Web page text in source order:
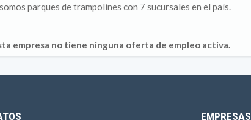
parques de trampolines con 7 sucursales en el país.
empresa no tiene ninguna oferta de empleo activa.
EMPRESAS